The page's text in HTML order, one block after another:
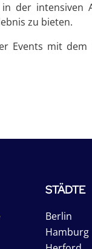
der intensiven
zu bieten.
Events mit
STÄDTE
Berlin
Hamburg